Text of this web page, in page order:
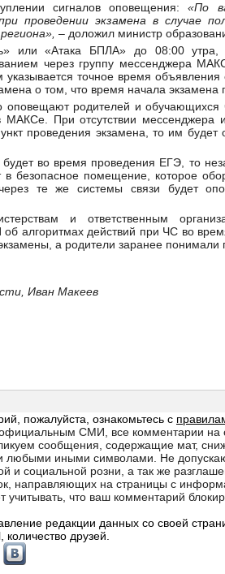
сигналов оповещения:«По
проведении экзамена в случае
– доложил министр
или «Атака БПЛА» до 08:00 утра,
через группу мессенджера
точное время объявления
о том, что время начала экзамена
оповещают родителей и обучающихся
МАКСе. При отсутствии мессенджера
проведения экзамена, то им будет
во время проведения ЕГЭ, то
в безопасное помещение, которое
те же системы связи будет
и ответственным
алгоритмах действий при ЧС во
а родители заранее понимали
Иван Макеев